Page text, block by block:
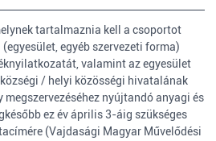
tartalmaznia kell a csoportot
egyéb szervezeti forma)
valamint az egyesület
/ helyi közösségi hivatalának
nyújtandó anyagi és
ez év április 3-áig szükséges
(Vajdasági Magyar Művelődési